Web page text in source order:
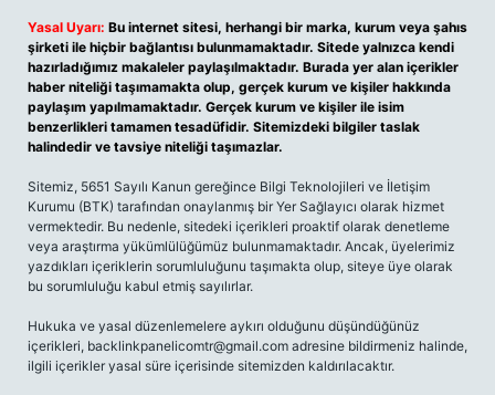
Yasal Uyarı: Bu internet sitesi, herhangi bir marka, kurum veya şahıs
şirketi ile hiçbir bağlantısı bulunmamaktadır. Sitede yalnızca kendi
hazırladığımız makaleler paylaşılmaktadır. Burada yer alan içerikler
haber niteliği taşımamakta olup, gerçek kurum ve kişiler hakkında
paylaşım yapılmamaktadır. Gerçek kurum ve kişiler ile isim
benzerlikleri tamamen tesadüfidir. Sitemizdeki bilgiler taslak
halindedir ve tavsiye niteliği taşımazlar.
Sitemiz, 5651 Sayılı Kanun gereğince Bilgi Teknolojileri ve İletişim
Kurumu (BTK) tarafından onaylanmış bir Yer Sağlayıcı olarak hizmet
vermektedir. Bu nedenle, sitedeki içerikleri proaktif olarak denetleme
veya araştırma yükümlülüğümüz bulunmamaktadır. Ancak, üyelerimiz
yazdıkları içeriklerin sorumluluğunu taşımakta olup, siteye üye olarak
bu sorumluluğu kabul etmiş sayılırlar.
Hukuka ve yasal düzenlemelere aykırı olduğunu düşündüğünüz
içerikleri, backlinkpanelicomtr@gmail.com adresine bildirmeniz halinde,
ilgili içerikler yasal süre içerisinde sitemizden kaldırılacaktır.